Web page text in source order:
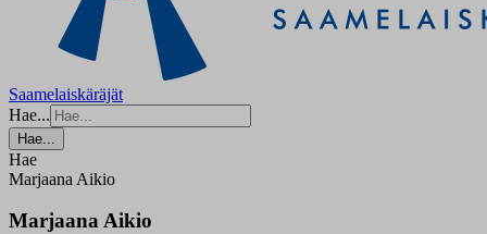
Saamelaiskäräjät
Hae...
Hae...
Hae
Marjaana Aikio
Marjaana Aikio